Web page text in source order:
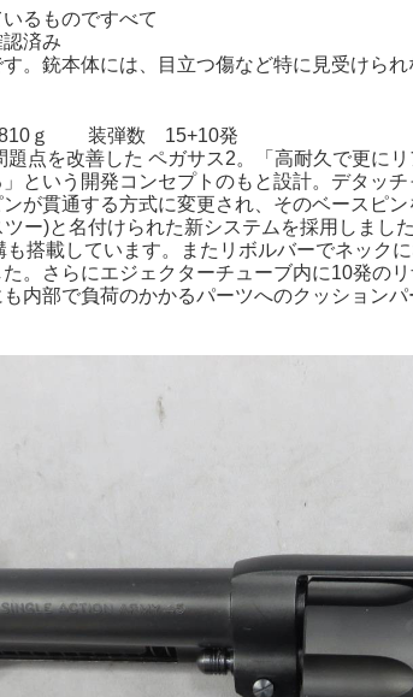
るものですべて
済み
銃本体には、目立つ傷など特に見受けられ
ｇ 装弾数 15+10発
点を改善した ペガサス2。「高耐久で更に
という開発コンセプトのもと設計。デタッ
が貫通する方式に変更され、そのベースピ
ー)と名付けられた新システムを採用しまし
搭載しています。またリボルバーでネック
。さらにエジェクターチューブ内に10発の
内部で負荷のかかるパーツへのクッション